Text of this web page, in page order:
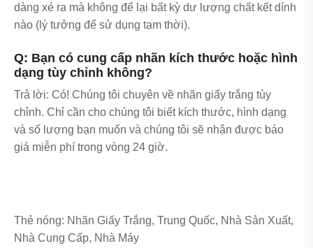
dàng xé ra mà không để lại bất kỳ dư lượng chất kết dính
nào (lý tưởng để sử dụng tạm thời).
Q: Bạn có cung cấp nhãn kích thước hoặc hình
dạng tùy chỉnh không?
Trả lời: Có! Chúng tôi chuyên về nhãn giấy trắng tùy
chỉnh. Chỉ cần cho chúng tôi biết kích thước, hình dạng
và số lượng bạn muốn và chúng tôi sẽ nhận được báo
giá miễn phí trong vòng 24 giờ.
Thẻ nóng: Nhãn Giấy Trắng, Trung Quốc, Nhà Sản Xuất,
Nhà Cung Cấp, Nhà Máy